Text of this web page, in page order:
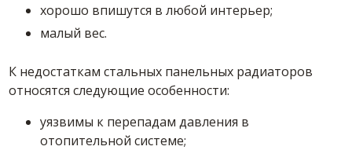
хорошо впишутся в любой интерьер;
малый вес.
К недостаткам стальных панельных радиаторов
относятся следующие особенности:
уязвимы к перепадам давления в
отопительной системе;